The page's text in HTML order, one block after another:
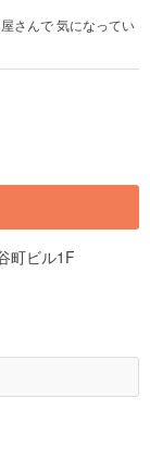
さんで 気になってい
町ビル1F